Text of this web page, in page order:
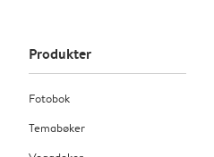
Produkter
Fotobok
Temabøker